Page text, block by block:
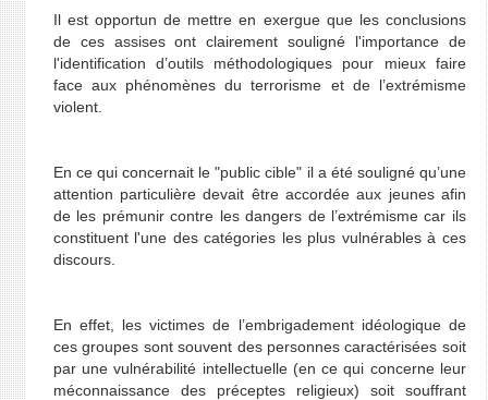
Il est opportun de mettre en exergue que les conclusions
de ces assises ont clairement souligné l'importance de
l'identification d’outils méthodologiques pour mieux faire
face aux phénomènes du terrorisme et de l’extrémisme
violent.
En ce qui concernait le "public cible" il a été souligné qu’une
attention particulière devait être accordée aux jeunes afin
de les prémunir contre les dangers de l’extrémisme car ils
constituent l'une des catégories les plus vulnérables à ces
discours.
En effet, les victimes de l’embrigadement idéologique de
ces groupes sont souvent des personnes caractérisées soit
par une vulnérabilité intellectuelle (en ce qui concerne leur
méconnaissance des préceptes religieux) soit souffrant